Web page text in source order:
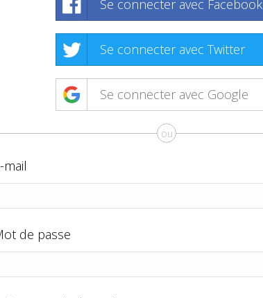
Se connecter avec Facebook
Se connecter avec Twitter
Se connecter avec Google
ou
mail
de passe